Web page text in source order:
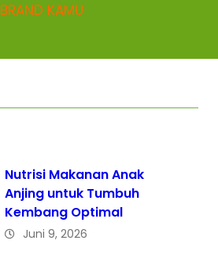
BRAND KAMU
Nutrisi Makanan Anak
Anjing untuk Tumbuh
Kembang Optimal
Juni 9, 2026